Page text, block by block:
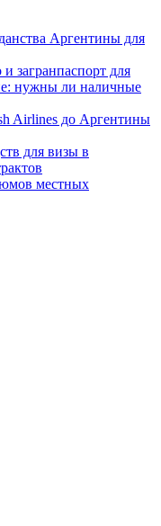
Аргентины для
загранпаспорт для
нужны ли наличные
Airlines до Аргентины
для визы в
местных